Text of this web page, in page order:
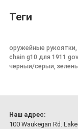
Теги
оружейные рукоятки,
chain g10 для 1911
черный/серый,
Наш адрес:
100 Waukegan Rd.